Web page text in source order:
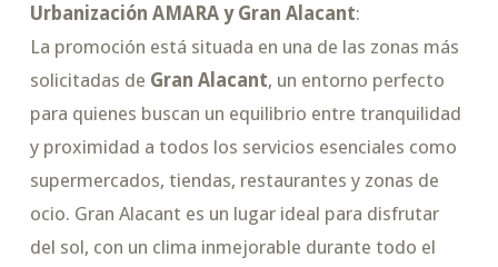
Urbanización AMARA y Gran Alacant:
La promoción está situada en una de las zonas más
solicitadas de Gran Alacant, un entorno perfecto
para quienes buscan un equilibrio entre tranquilidad
y proximidad a todos los servicios esenciales como
supermercados, tiendas, restaurantes y zonas de
ocio. Gran Alacant es un lugar ideal para disfrutar
del sol, con un clima inmejorable durante todo el